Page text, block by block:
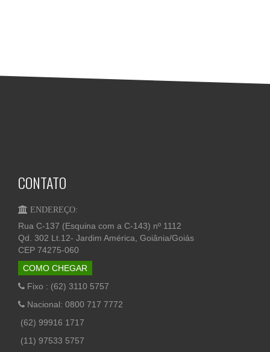
CONTATO
ENDEREÇO:
Rua C-137 (Esquina com a C-143) nº 1112
Qd. 302 Lt.12- Jardim América, Goiânia/Goiás
CEP 74275-060
COMO CHEGAR
Fixo : (62) 3110 5757
Nacional: 0800 717 7772
(62) 99916 1717
(11) 97533 5757